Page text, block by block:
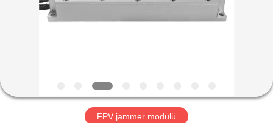
ÜRÜNLER
FABRIKA
FPV jammer modülü